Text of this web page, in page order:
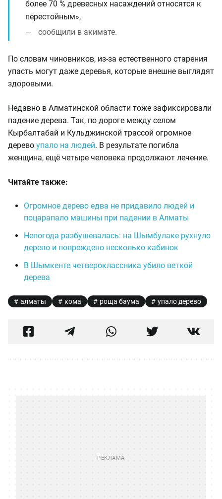
более 70 % древесных насаждений относятся к
перестойным»,
сообщили в акимате.
По словам чиновников, из-за естественного старения
упасть могут даже деревья, которые внешне выглядят
здоровыми.
Недавно в Алматинской области тоже зафиксировали
падение дерева. Так, по дороге между селом
Кырбалтабай и Кульджинской трассой огромное
дерево упало на людей. В результате погибла
женщина, ещё четыре человека продолжают лечение.
Читайте также:
Огромное дерево едва не придавило людей и
поцарапало машины при падении в Алматы
Непогода разбушевалась: на Шымбулаке рухнуло
дерево и повреждено несколько кабинок
В Шымкенте четвероклассника убило веткой
дерева
алматы кома роща баума упало дерево